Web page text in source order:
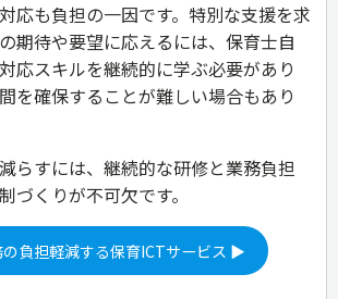
応も負担の一因です。特別な支援を求
期待や要望に応えるには、保育士自
応スキルを継続的に学ぶ必要があり
を確保することが難しい場合もあり
らすには、継続的な研修と業務負担
づくりが不可欠です。
負担軽減する保育ICTサービス ▶